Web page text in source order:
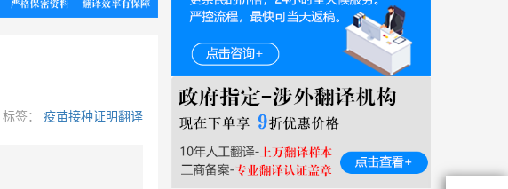
标签： 疫苗接种证明翻译